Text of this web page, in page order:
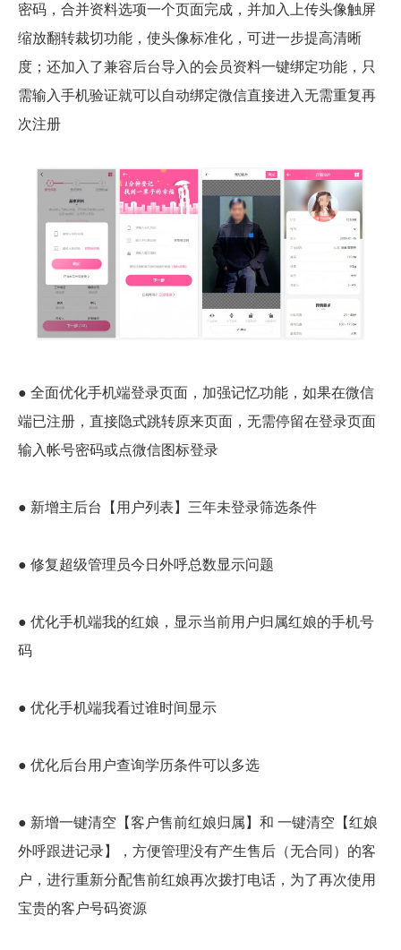
密码，合并资料选项一个页面完成，并加入上传头像触屏
缩放翻转裁切功能，使头像标准化，可进一步提高清晰
度；还加入了兼容后台导入的会员资料一键绑定功能，只
需输入手机验证就可以自动绑定微信直接进入无需重复再
次注册
● 全面优化手机端登录页面，加强记忆功能，如果在微信
端已注册，直接隐式跳转原来页面，无需停留在登录页面
输入帐号密码或点微信图标登录
● 新增主后台【用户列表】三年未登录筛选条件
● 修复超级管理员今日外呼总数显示问题
● 优化手机端我的红娘，显示当前用户归属红娘的手机号
码
● 优化手机端我看过谁时间显示
● 优化后台用户查询学历条件可以多选
● 新增一键清空【客户售前红娘归属】和 一键清空【红娘
外呼跟进记录】，方便管理没有产生售后（无合同）的客
户，进行重新分配售前红娘再次拨打电话，为了再次使用
宝贵的客户号码资源